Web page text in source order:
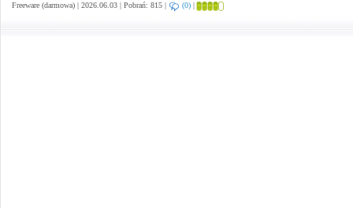
Freeware (darmowa) | 2026.06.03 | Pobrań: 815 | (0) |